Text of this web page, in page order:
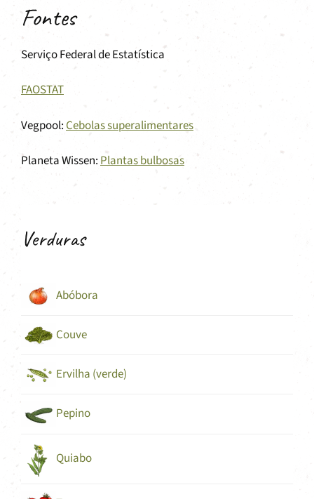
Fontes
Serviço Federal de Estatística
FAOSTAT
Vegpool:Cebolas superalimentares
Planeta Wissen:Plantas bulbosas
Verduras
Abóbora
Couve
Ervilha (verde)
Pepino
Quiabo